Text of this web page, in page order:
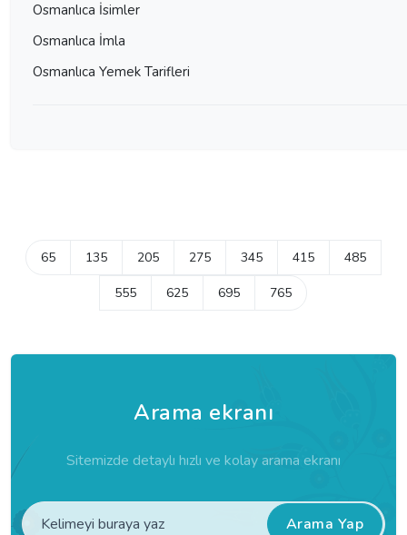
Osmanlıca İsimler
Osmanlıca İmla
Osmanlıca Yemek Tarifleri
65 135 205 275 345 415 485
555 625 695 765
Arama ekranı
Sitemizde detaylı hızlı ve kolay arama ekranı
Arama Yap